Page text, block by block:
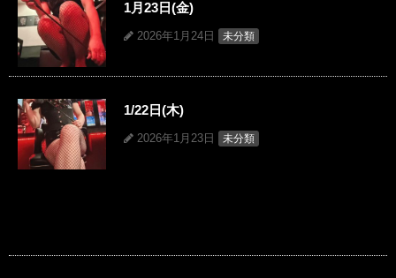
1月23日(金)
2026年1月24日 未分類
1/22日(木)
2026年1月23日 未分類